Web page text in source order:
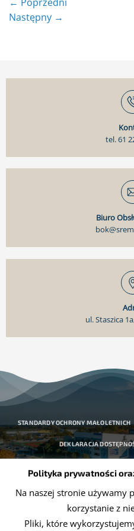
Następny →
tel. 61
Biuro
ul. Staszica
STANDARDY OCHRONY MAŁOLETNICH
DEKLARACJA
Polityka prywatności
Na naszej stronie używamy
korzystanie z
Pliki, które